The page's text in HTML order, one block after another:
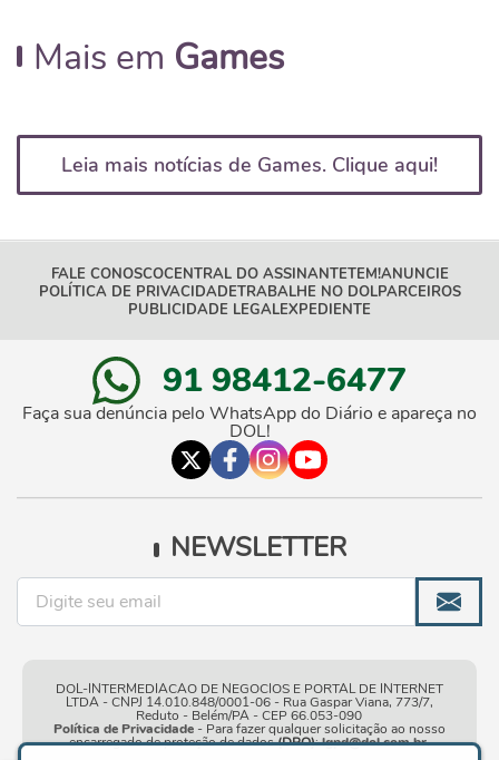
Mais em Games
Leia mais notícias de Games. Clique aqui!
FALE CONOSCOCENTRAL DO ASSINANTETEM!ANUNCIE
POLÍTICA DE PRIVACIDADETRABALHE NO DOLPARCEIROS
PUBLICIDADE LEGALEXPEDIENTE
91 98412-6477
Faça sua denúncia pelo WhatsApp do Diário e apareça no
DOL!
NEWSLETTER
DOL-INTERMEDIACAO DE NEGOCIOS E PORTAL DE INTERNET
LTDA - CNPJ 14.010.848/0001-06 - Rua Gaspar Viana, 773/7,
Reduto - Belém/PA - CEP 66.053-090
Política de Privacidade- Para fazer qualquer solicitação ao nosso
encarregado de proteção de dados(DPO):lgpd@dol.com.br.